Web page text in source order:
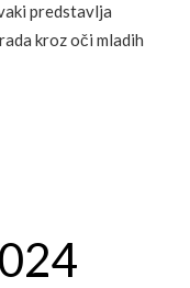
predstavlja
kroz oči mladih